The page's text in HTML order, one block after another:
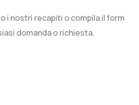
i nostri recapiti o compila il form
domanda o richiesta.